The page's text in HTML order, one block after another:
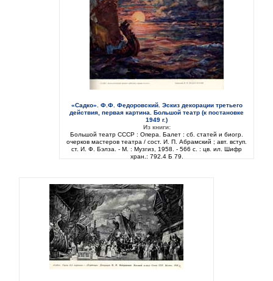
«Садко». Ф.Ф. Федоровский. Эскиз декорации третьего
действия, первая картина. Большой театр (к постановке
1949 г.)
Из книги:
Большой театр СССР : Опера. Балет : сб. статей и биогр.
очерков мастеров театра / сост. И. П. Абрамский ; авт. вступ.
ст. И. Ф. Бэлза. - М. : Музгиз, 1958. - 566 с. : цв. ил. Шифр
хран.: 792.4 Б 79.